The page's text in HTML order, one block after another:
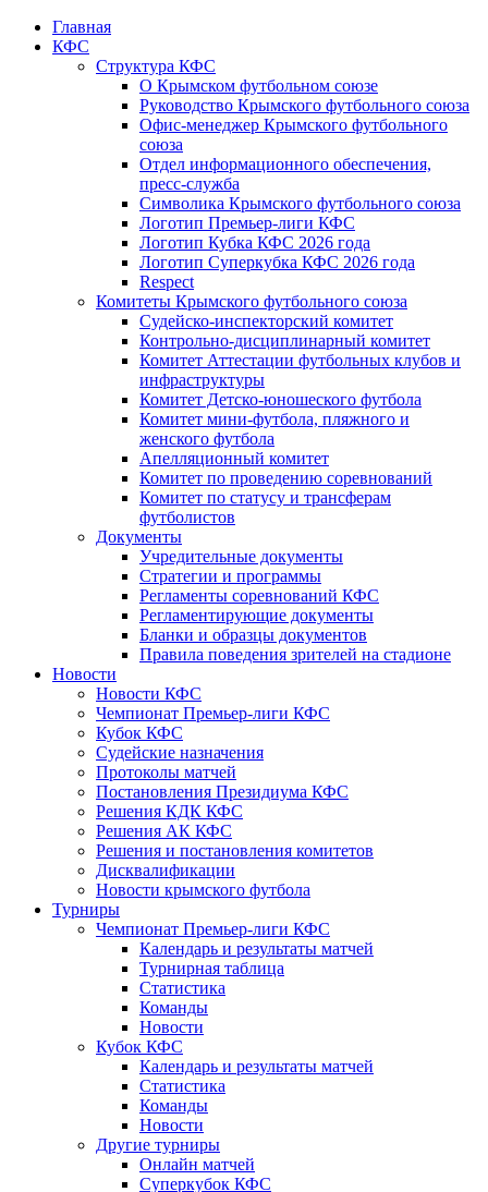
Главная
КФС
Структура КФС
О Крымском футбольном союзе
Руководство Крымского футбольного союза
Офис-менеджер Крымского футбольного
союза
Отдел информационного обеспечения,
пресс-служба
Символика Крымского футбольного союза
Логотип Премьер-лиги КФС
Логотип Кубка КФС 2026 года
Логотип Суперкубка КФС 2026 года
Respect
Комитеты Крымского футбольного союза
Судейско-инспекторский комитет
Контрольно-дисциплинарный комитет
Комитет Аттестации футбольных клубов и
инфраструктуры
Комитет Детско-юношеского футбола
Комитет мини-футбола, пляжного и
женского футбола
Апелляционный комитет
Комитет по проведению соревнований
Комитет по статусу и трансферам
футболистов
Документы
Учредительные документы
Стратегии и программы
Регламенты соревнований КФС
Регламентирующие документы
Бланки и образцы документов
Правила поведения зрителей на стадионе
Новости
Новости КФС
Чемпионат Премьер-лиги КФС
Кубок КФС
Судейские назначения
Протоколы матчей
Постановления Президиума КФС
Решения КДК КФС
Решения АК КФС
Решения и постановления комитетов
Дисквалификации
Новости крымского футбола
Турниры
Чемпионат Премьер-лиги КФС
Календарь и результаты матчей
Турнирная таблица
Статистика
Команды
Новости
Кубок КФС
Календарь и результаты матчей
Статистика
Команды
Новости
Другие турниры
Онлайн матчей
Суперкубок КФС